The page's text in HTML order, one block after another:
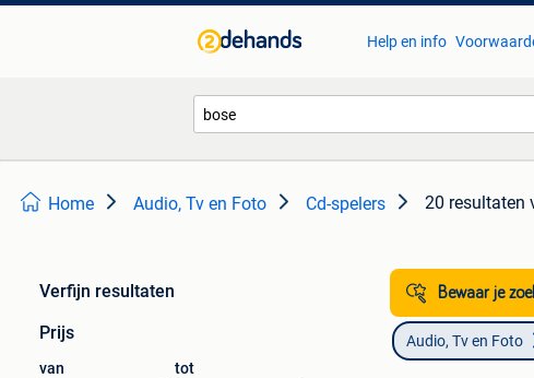
Help en info
Home Audio, Tv en Foto Cd-spelers 20 resultaten
Verfijn resultaten
Prijs
van tot
Bewaar je
Audio, Tv en Foto